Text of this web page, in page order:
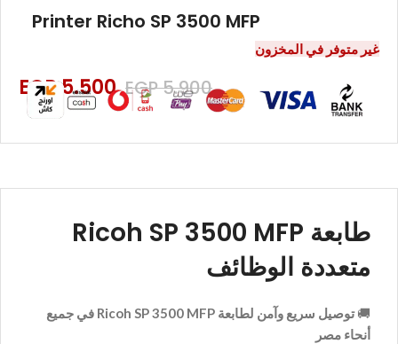
Printer Richo SP 3500 MFP
EGP5.900
EGP5.500
غير متوفر في المخزون
طابعة Ricoh SP 3500 MFP
متعددة الوظائف
🚚
توصيل سريع وآمن لطابعة Ricoh SP 3500 MFP في جميع
أنحاء مصر